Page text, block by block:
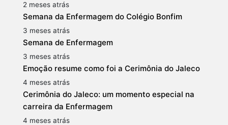
2 meses atrás
Semana da Enfermagem do Colégio Bonfim
3 meses atrás
Semana de Enfermagem
3 meses atrás
Emoção resume como foi a Cerimônia do Jaleco
4 meses atrás
Cerimônia do Jaleco: um momento especial na
carreira da Enfermagem
4 meses atrás